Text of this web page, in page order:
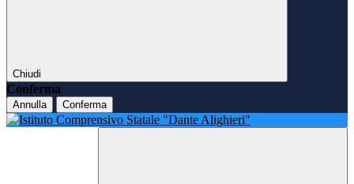
Chiudi
Conferma
Annulla Conferma